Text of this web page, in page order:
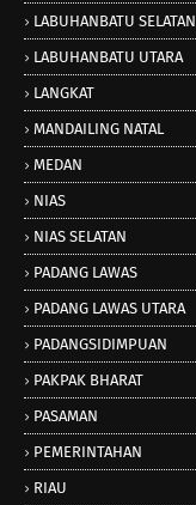
LABUHANBATU SELATAN
LABUHANBATU UTARA
LANGKAT
MANDAILING NATAL
MEDAN
NIAS
NIAS SELATAN
PADANG LAWAS
PADANG LAWAS UTARA
PADANGSIDIMPUAN
PAKPAK BHARAT
PASAMAN
PEMERINTAHAN
RIAU